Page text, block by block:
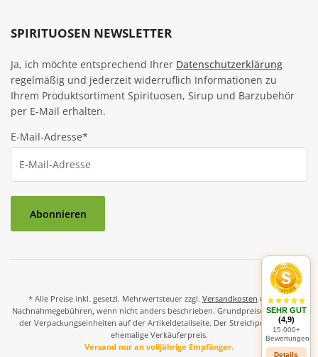
SPIRITUOSEN NEWSLETTER
Ja, ich möchte entsprechend Ihrer Datenschutzerklärung
regelmäßig und jederzeit widerruflich Informationen zu
Ihrem Produktsortiment Spirituosen, Sirup und Barzubehör
per E-Mail erhalten.
E-Mail-Adresse*
Abonnieren
* Alle Preise inkl. gesetzl. Mehrwertsteuer zzgl. Versandkosten und ggf.
Nachnahmegebühren, wenn nicht anders beschrieben. Grundpreise und Preise
der Verpackungseinheiten auf der Artikeldetailseite. Der Streichpreis ist der
ehemalige Verkäuferpreis.
Versand nur an volljährige Empfänger.
SEHR GUT
(4,9)
15.000+
Bewertungen
Details